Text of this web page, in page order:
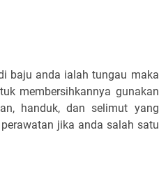
baju anda ialah tungau maka
membersihkannya gunakan
handuk, dan selimut yang
jika anda salah satu